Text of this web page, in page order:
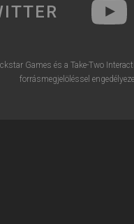
Games és a Take-Two
forrásmegjelöléssel